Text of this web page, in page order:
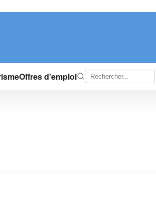
Offres d'emploi